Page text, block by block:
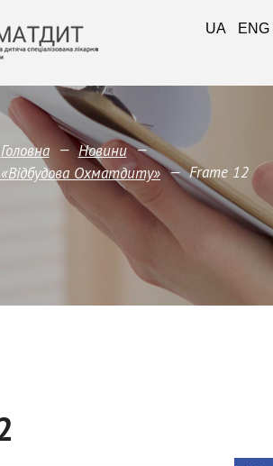
Головна — Новини —
Охматдиту» — Frame 12
UA ENG